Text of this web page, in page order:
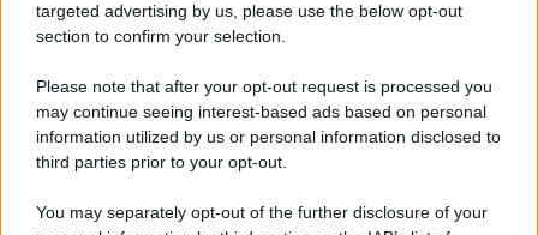
targeted advertising by us, please use the below opt-out
section to confirm your selection.
Please note that after your opt-out request is processed you
may continue seeing interest-based ads based on personal
information utilized by us or personal information disclosed to
third parties prior to your opt-out.
You may separately opt-out of the further disclosure of your